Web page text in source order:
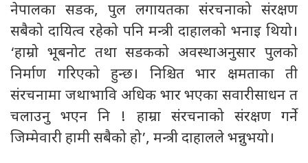
नेपालका सडक, पुल लगायतका संरचनाको संरक्षण
सबैको दायित्व रहेको पनि मन्त्री दाहालको भनाइ थियो।
‘हाम्रो भूबनोट तथा सडकको अवस्थाअनुसार पुलको
निर्माण गरिएको हुन्छ। निश्चित भार क्षमताका ती
संरचनामा जथाभावि अधिक भार भएका सवारीसाधन त
चलाउनु भएन नि ! हाम्रा संरचनाको संरक्षण गर्ने
जिम्मेवारी हामी सबैको हो’, मन्त्री दाहालले भन्नुभयो।